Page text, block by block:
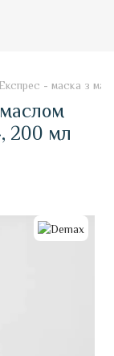
- маска з
200 мл